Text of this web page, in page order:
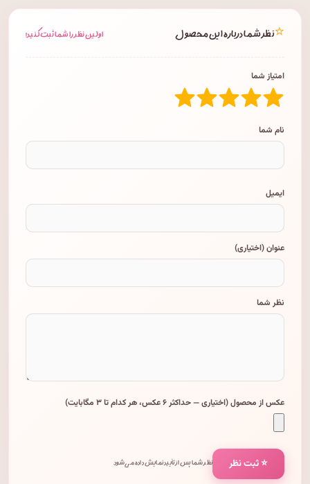
⭐نظر شما درباره این محصول اولین نظر را شما ثبت کنید!
امتیاز شما
نام شما
ایمیل
عنوان (اختیاری)
نظر شما
عکس از محصول (اختیاری — حداکثر ۶ عکس، هر کدام تا ۳ مگابایت)
⭐ ثبت نظر نظر شما پس از تأیید نمایش داده می‌شود.